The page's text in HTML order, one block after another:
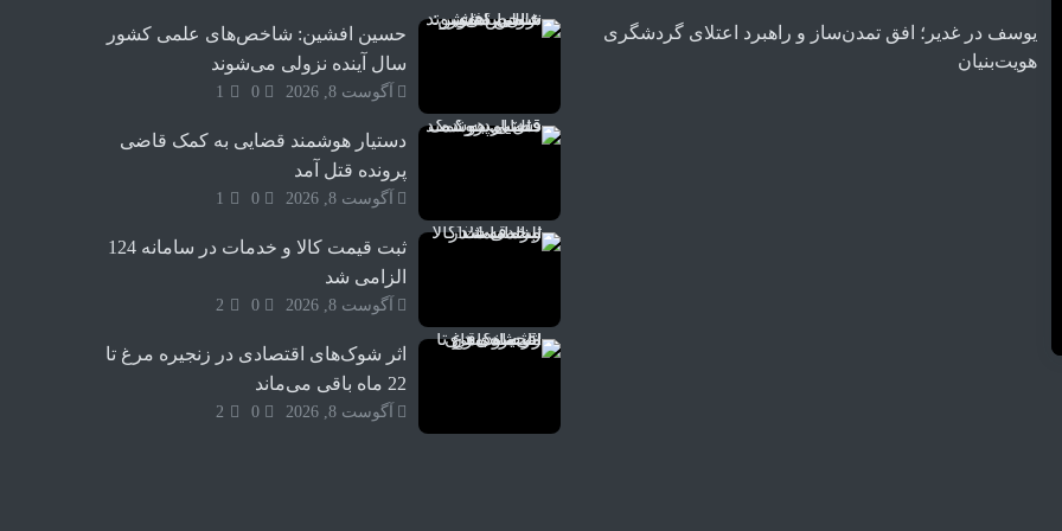
5
6
10
یوسف در غدیر؛ افق تمدن‌ساز و راهبرد اعتلای گردشگری
هویت‌بنیان
حسین افشین: شاخص‌های علمی کشور
سال آینده نزولی می‌شوند
آگوست 8, 2026 1
دستیار هوشمند قضایی به کمک قاضی
پرونده قتل آمد
آگوست 8, 2026 1
ثبت قیمت کالا و خدمات در سامانه 124
الزامی شد
آگوست 8, 2026 2
اثر شوک‌های اقتصادی در زنجیره مرغ تا
22 ماه باقی می‌ماند
آگوست 8, 2026 2